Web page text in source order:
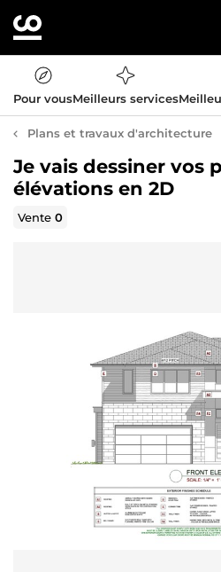
Pour vousMeilleurs services
Plans et travaux d'architecture
Je vais dessiner vos
élévations en 2D
Vente0